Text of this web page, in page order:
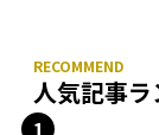
人気記事